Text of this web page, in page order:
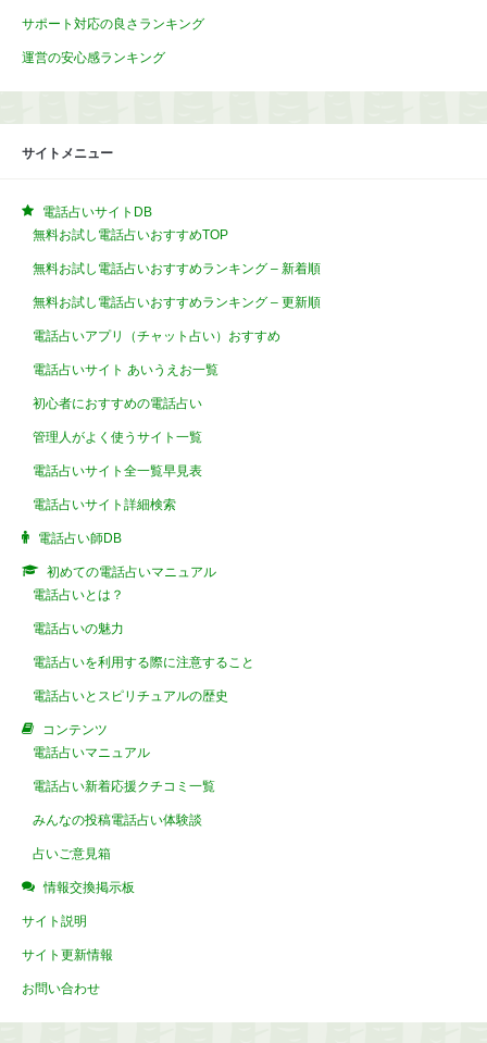
サポート対応の良さランキング
運営の安心感ランキング
サイトメニュー
電話占いサイトDB
無料お試し電話占いおすすめTOP
無料お試し電話占いおすすめランキング – 新着順
無料お試し電話占いおすすめランキング – 更新順
電話占いアプリ（チャット占い）おすすめ
電話占いサイト あいうえお一覧
初心者におすすめの電話占い
管理人がよく使うサイト一覧
電話占いサイト全一覧早見表
電話占いサイト詳細検索
電話占い師DB
初めての電話占いマニュアル
電話占いとは？
電話占いの魅力
電話占いを利用する際に注意すること
電話占いとスピリチュアルの歴史
コンテンツ
電話占いマニュアル
電話占い新着応援クチコミ一覧
みんなの投稿電話占い体験談
占いご意見箱
情報交換掲示板
サイト説明
サイト更新情報
お問い合わせ